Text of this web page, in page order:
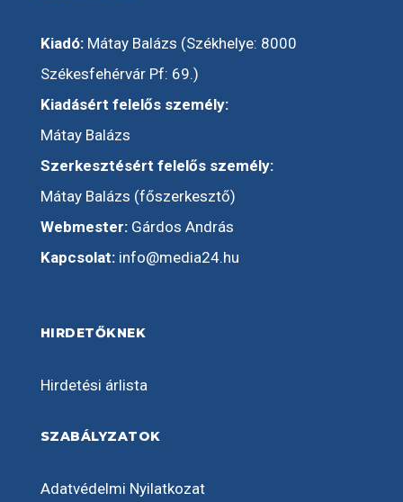
Kiadó:Mátay Balázs (Székhelye: 8000
Székesfehérvár Pf: 69.)
Kiadásért felelős személy:
Mátay Balázs
Szerkesztésért felelős személy:
Mátay Balázs (főszerkesztő)
Webmester:Gárdos András
Kapcsolat: info@media24.hu
HIRDETŐKNEK
Hirdetési árlista
SZABÁLYZATOK
Adatvédelmi Nyilatkozat